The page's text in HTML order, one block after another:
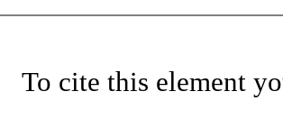
To cite this element